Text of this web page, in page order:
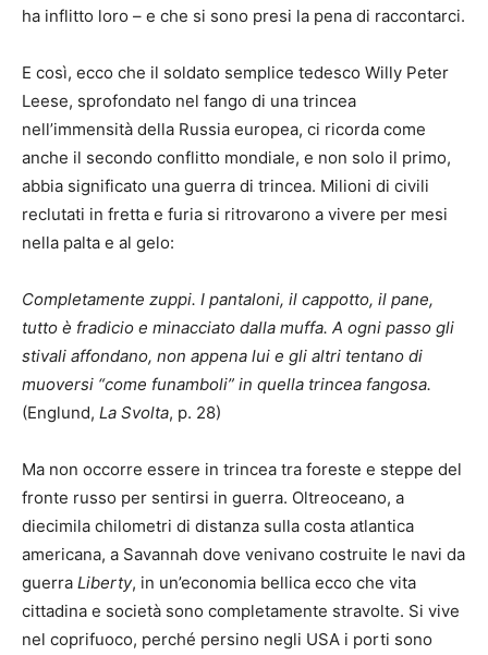
ha inflitto loro – e che si sono presi la pena di raccontarci.
E così, ecco che il soldato semplice tedesco Willy Peter
Leese, sprofondato nel fango di una trincea
nell’immensità della Russia europea, ci ricorda come
anche il secondo conflitto mondiale, e non solo il primo,
abbia significato una guerra di trincea. Milioni di civili
reclutati in fretta e furia si ritrovarono a vivere per mesi
nella palta e al gelo:
Completamente zuppi. I pantaloni, il cappotto, il pane,
tutto è fradicio e minacciato dalla muffa. A ogni passo gli
stivali affondano, non appena lui e gli altri tentano di
muoversi “come funamboli” in quella trincea fangosa.
(Englund, La Svolta, p. 28)
Ma non occorre essere in trincea tra foreste e steppe del
fronte russo per sentirsi in guerra. Oltreoceano, a
diecimila chilometri di distanza sulla costa atlantica
americana, a Savannah dove venivano costruite le navi da
guerra Liberty, in un’economia bellica ecco che vita
cittadina e società sono completamente stravolte. Si vive
nel coprifuoco, perché persino negli USA i porti sono